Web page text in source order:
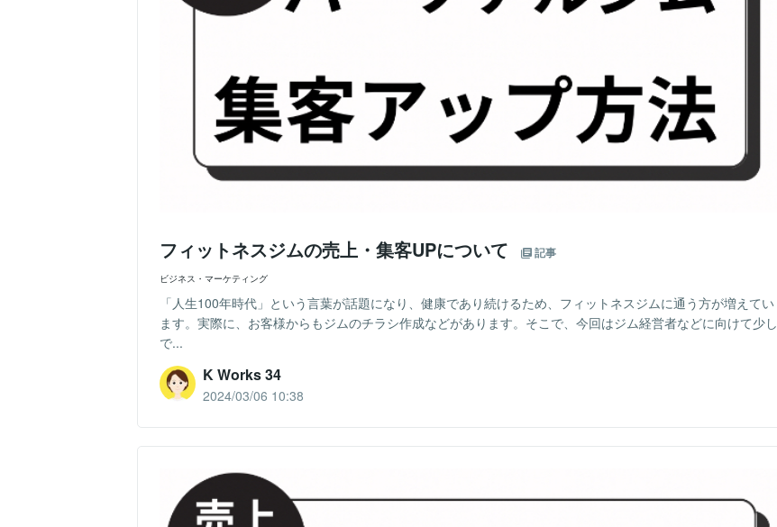
フィットネスジムの売上・集客UPについて 記事
ビジネス・マーケティング
「人生100年時代」という言葉が話題になり、健康であり続けるため、フィットネスジムに通う方が増えてい
ます。実際に、お客様からもジムのチラシ作成などがあります。そこで、今回はジム経営者などに向けて少し
で...
K Works 34
2024/03/06 10:38